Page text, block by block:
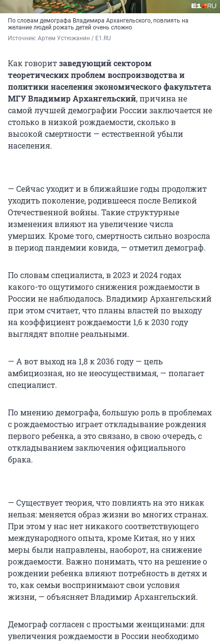
По словам демографа Владимира Архангельского, повлиять на
желание людей рожать детей очень сложно
Источник: Артем Устюжанин / E1.RU
Как говоритзаведующий сектором
теоретических проблем воспроизводства и
политики населения экономического факультета
МГУ Владимир Архангельский, причина не
самой лучшей демографии России заключается не
столько в низкой рождаемости, сколько в
высокой смертности — естественной убыли
населения.
— Сейчас уходит и в ближайшие годы продолжит
уходить поколение, родившееся после Великой
Отечественной войны. Такие структурные
изменения влияют на увеличение числа
умерших. Кроме того, смертность сильно возросла
в период пандемии ковида, — отметил демограф.
По словам специалиста, в 2023 и 2024 годах
какого-то ощутимого снижения рождаемости в
России не наблюдалось. Владимир Архангельский
при этом считает, что планы властей по выходу
на коэффициент рождаемости 1,6 к 2030 году
выглядят вполне реальными.
— А вот выход на 1,8 к 2036 году — цель
амбициозная, но не неосуществимая, — полагает
специалист.
По мнению демографа, большую роль в проблемах
с рождаемостью играет откладывание рождения
первого ребенка, а это связано, в свою очередь, с
откладыванием заключения официального
брака.
— Существует теория, что повлиять на это никак
нельзя: меняется образ жизни во многих странах.
При этом у нас нет никакого соответствующего
международного опыта, кроме Китая, но у них
меры были направлены, наоборот, на снижение
рождаемости. Важно понимать, что на решение о
рождении ребенка влияют потребность в детях и
то, как семьи воспринимают свои условия
жизни, — объясняет Владимир Архангельский.
Демограф согласен с простыми женщинами: для
увеличения рождаемости в России необходимо